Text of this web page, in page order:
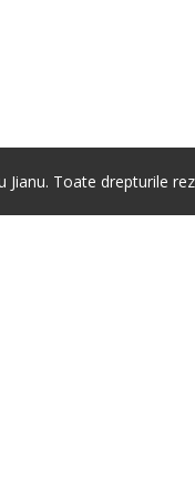
Toate drepturile